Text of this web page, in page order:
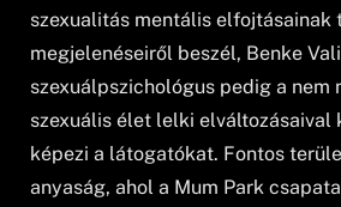
szexualitás mentális elfojtásainak
megjelenéseiről beszél, Benke Vali
szexuálpszichológus pedig a nem
szexuális élet lelki elváltozásaival
képezi a látogatókat. Fontos
anyaság, ahol a Mum Park csapata